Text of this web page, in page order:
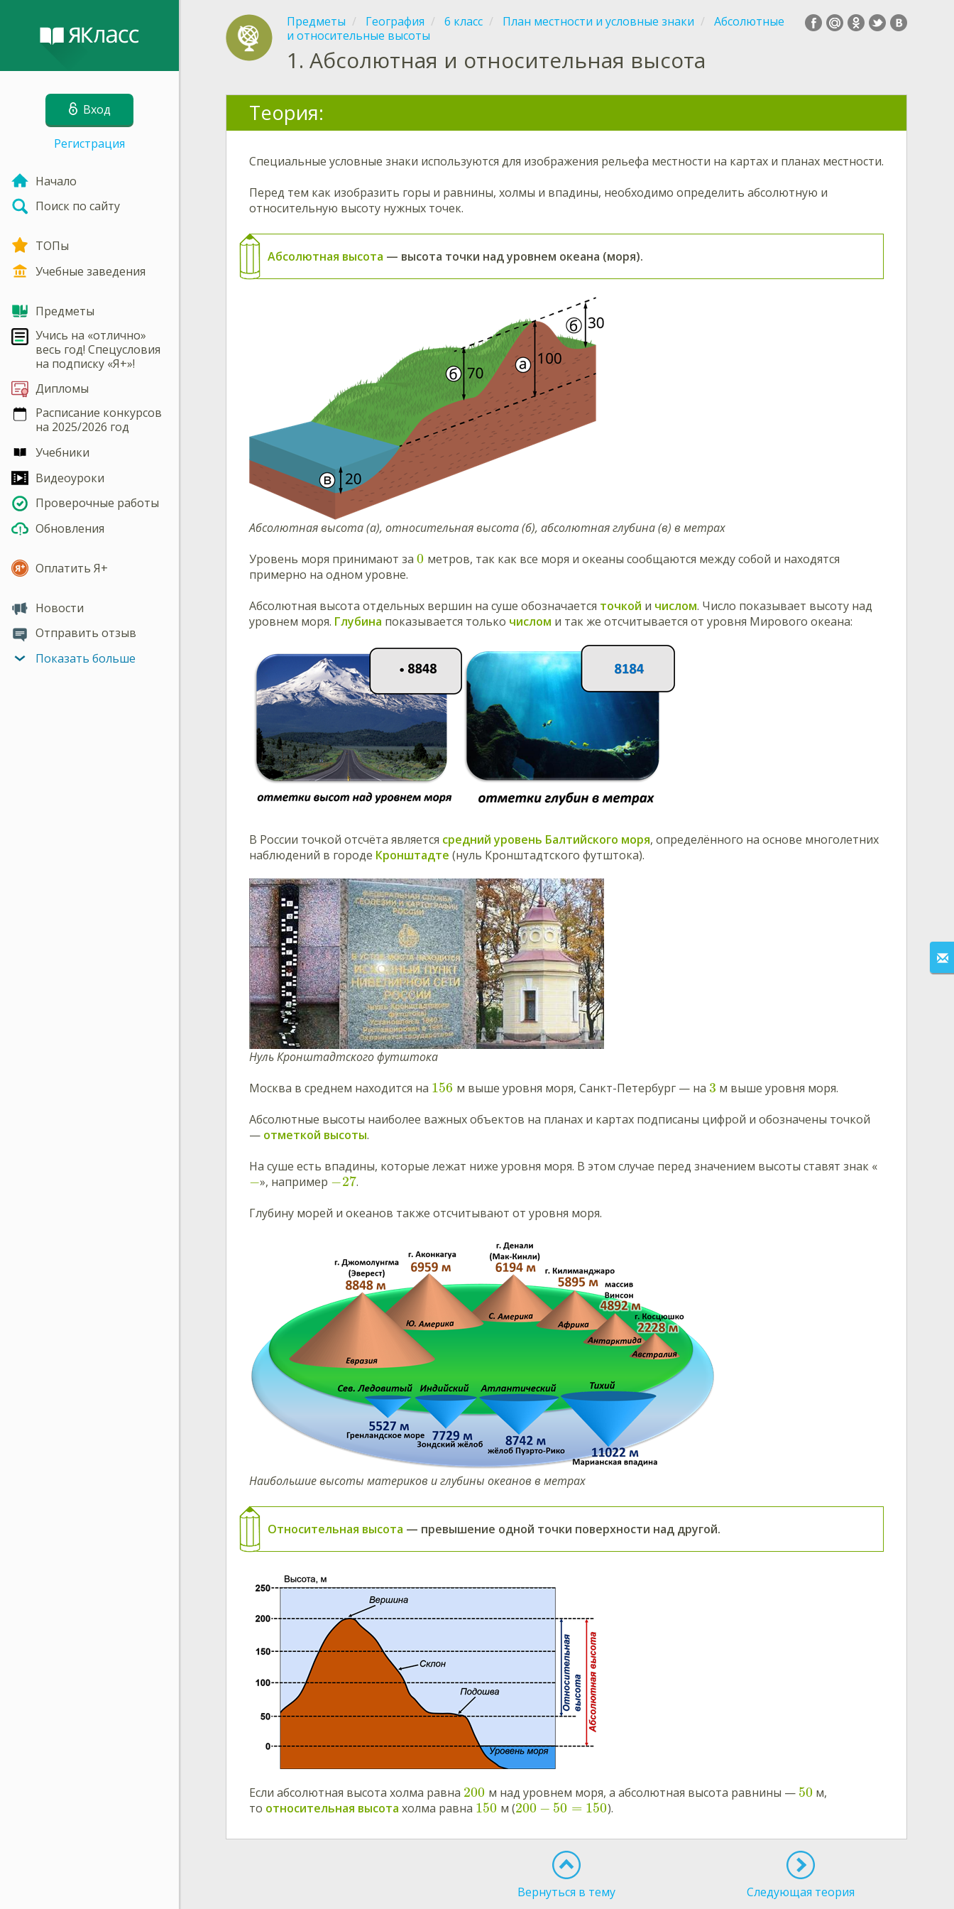
Вход
Регистрация
Начало
Поиск по сайту
ТОПы
Учебные заведения
Предметы
Учись на «отлично»
весь год! Спецусловия
на подписку «Я+»!
Дипломы
Расписание конкурсов
на 2025/2026 год
Учебники
Видеоуроки
Проверочные работы
Обновления
Оплатить Я+
Новости
Отправить отзыв
Показать больше
Предметы География 6 класс План местности и условные знаки
Абсолютные
и относительные высоты
1. Абсолютная и относительная высота
Теория:
Специальные условные знаки используются для изображения рельефа местности на картах и планах местности.
Перед тем как изобразить горы и равнины, холмы и впадины, необходимо определить абсолютную и
относительную высоту нужных точек.
Абсолютная высота — высота точки над уровнем океана (моря).
Абсолютная высота (а), относительная высота (б), абсолютная глубина (в) в метрах
Уровень моря принимают за 0 метров, так как все моря и океаны сообщаются между собой и находятся
примерно на одном уровне.
Абсолютная высота отдельных вершин на суше обозначается точкой и числом. Число показывает высоту над
уровнем моря. Глубина показывается только числом и так же отсчитывается от уровня Мирового океана:
В России точкой отсчёта является средний уровень Балтийского моря, определённого на основе многолетних
наблюдений в городе Кронштадте (нуль Кронштадтского футштока).
Нуль Кронштадтского футштока
Москва в среднем находится на 156 м выше уровня моря, Санкт-Петербург — на 3 м выше уровня моря.
Абсолютные высоты наиболее важных объектов на планах и картах подписаны цифрой и обозначены точкой
— отметкой высоты.
На суше есть впадины, которые лежат ниже уровня моря. В этом случае перед значением высоты ставят знак «
−», например −27.
Глубину морей и океанов также отсчитывают от уровня моря.
Наибольшие высоты материков и глубины океанов в метрах
Относительная высота — превышение одной точки поверхности над другой.
Если абсолютная высота холма равна 200 м над уровнем моря, а абсолютная высота равнины — 50м,
то относительная высота холма равна 150 м (200 − 50 = 150).
Вернуться в тему Следующая теория